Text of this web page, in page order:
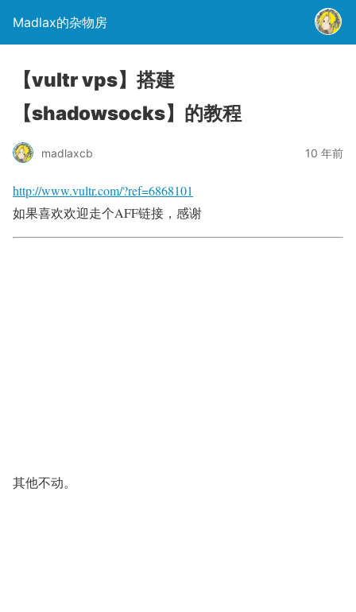
Madlax的杂物房
【vultr vps】搭建
【shadowsocks】的教程
madlaxcb 10 年前
http://www.vultr.com/?ref=6868101
如果喜欢欢迎走个AFF链接，感谢
其他不动。